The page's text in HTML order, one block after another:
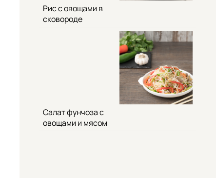
Рис с овощами в
сковороде
Салат фунчоза с
овощами и мясом